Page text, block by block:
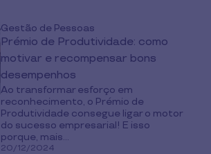
Gestão de Pessoas
Prémio de Produtividade: como
motivar e recompensar bons
desempenhos
Ao transformar esforço em
reconhecimento, o Prémio de
Produtividade consegue ligar o motor
do sucesso empresarial! E isso
porque, mais...
20/12/2024